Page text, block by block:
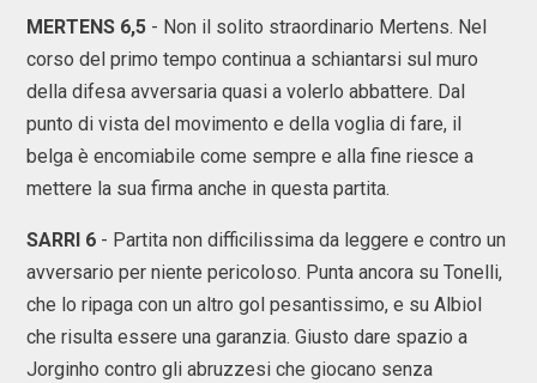
MERTENS 6,5 - Non il solito straordinario Mertens. Nel
corso del primo tempo continua a schiantarsi sul muro
della difesa avversaria quasi a volerlo abbattere. Dal
punto di vista del movimento e della voglia di fare, il
belga è encomiabile come sempre e alla fine riesce a
mettere la sua firma anche in questa partita.
SARRI 6 - Partita non difficilissima da leggere e contro un
avversario per niente pericoloso. Punta ancora su Tonelli,
che lo ripaga con un altro gol pesantissimo, e su Albiol
che risulta essere una garanzia. Giusto dare spazio a
Jorginho contro gli abruzzesi che giocano senza